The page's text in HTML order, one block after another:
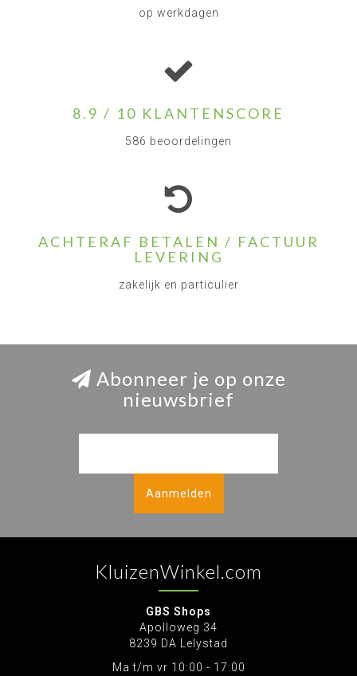
op werkdagen
8.9 / 10 KLANTENSCORE
586 beoordelingen
ACHTERAF BETALEN / FACTUUR
LEVERING
zakelijk en particulier
Abonneer je op onze
nieuwsbrief
Aanmelden
KluizenWinkel.com
GBS Shops
Apolloweg 34
8239 DA Lelystad
Ma t/m vr 10:00 - 17:00